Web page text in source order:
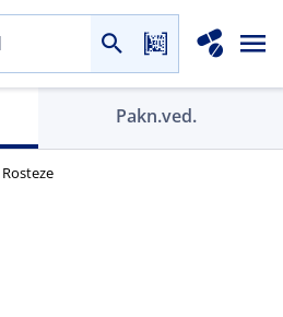
Pakn.ved.
Rosteze